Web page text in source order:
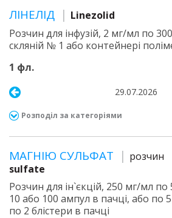
ЛІНЕЛІД
Linezolid
Розчин для інфузій, 2 мг/мл по
скляній № 1 або контейнері
1 фл.
29.07.2026
Розподіл за категоріями
МАГНІЮ СУЛЬФАТ розчин
sulfate
Розчин для ін`єкцій, 250 мг/мл
10 або 100 ампул в пачці, або по 5
по 2 блістери в пачці